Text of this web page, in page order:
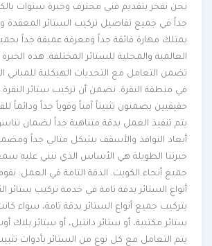
نحن نفخر بتقديم فني محترف وخبرة سنوات
جداً في جميع تفاصيل تركيب الستائر المعقدة
يمتلك مهارة فائقة جداً ومعرفة عميقة جداً بجميع
العالمية والمحلية للستائر المختلفة. هذه الخبرة
تضمن التعامل مع التحديات الهيكلية للمباني
في منطقة النقرة. نضمن أن تركيب ستائر النقرة
حقيقيين يضمنون تثبيتاً آمناً وقوياً جداً ودائماً
يتم تنفيذ العمل بدقة متناهية جداً لضمان تناسق
أبعاد النوافذ والأسقف بشكل مثالي جداً
خبرتنا الطويلة هي الأساس الذي نبني عليه
جميع أنحاء الكويت. الدقة التامة في العمل: نقوم
أنواع الستائر بدقة تامة في خدمة تركيب ستائر
بتركيب جميع أنواع الستائر بدقة تامة، سواء كانت
ستائر مكتبية، أو ستائر دانتيل، أو ستائر بلاك أوت
يتم التعامل مع كل نوع من الستائر بأدوات تثبيت